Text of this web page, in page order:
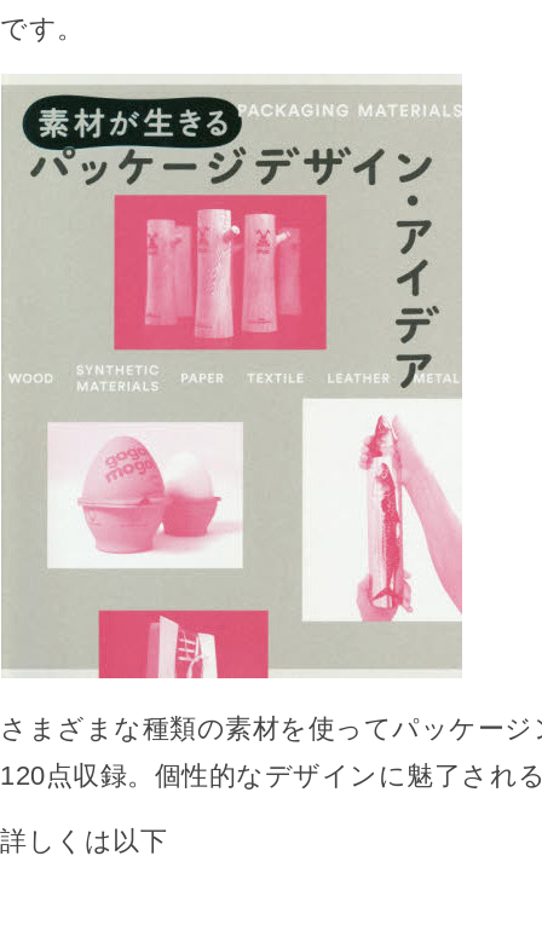
です。
さまざまな種類の素材を使ってパッケー
120点収録。個性的なデザインに魅了され
詳しくは以下